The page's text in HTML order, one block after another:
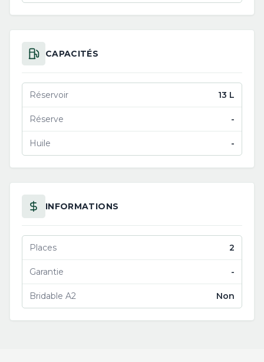
CAPACITÉS
Réservoir 13 L
Réserve -
Huile -
INFORMATIONS
Places 2
Garantie -
Bridable A2 Non